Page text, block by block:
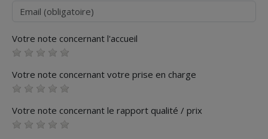
Courriel
Votre note concernant l'accueil
Votre note concernant votre prise en charge
Votre note concernant le rapport qualité / prix